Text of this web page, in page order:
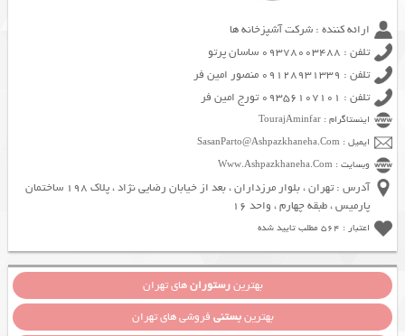
ارائه کننده : شرکت آشپزخانه ها
تلفن : 09378003488 ساسان پرتو
تلفن : 09128931339 منصور امین فر
تلفن : 09356107101 تورج امین فر
اینستاگرام : TourajAminfar
ایمیل : SasanParto@Ashpazkhaneha.Com
وبسایت : Www.Ashpazkhaneha.Com
آدرس : تهران ، بلوار مرزداران ، بعد از خیابان رضایی نژاد ، پلاک 198 ساختمان
پارمیس ، طبقه چهارم ، واحد 16
اعتبار : 564 مطلب تایید شده
بهترینرستورانهای تهران
بهترینبستنی فروشی های تهران